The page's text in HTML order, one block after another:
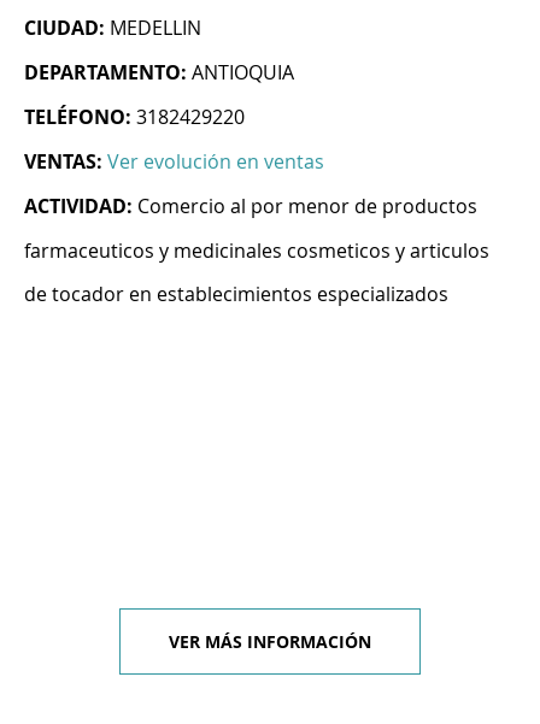
CIUDAD: MEDELLIN
DEPARTAMENTO: ANTIOQUIA
TELÉFONO: 3182429220
VENTAS: Ver evolución en ventas
ACTIVIDAD: Comercio al por menor de productos
farmaceuticos y medicinales cosmeticos y articulos
de tocador en establecimientos especializados
VER MÁS INFORMACIÓN